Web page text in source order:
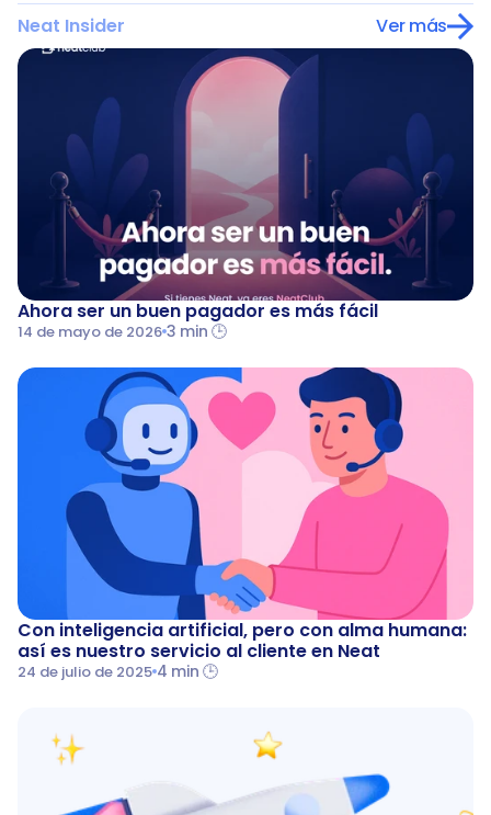
Neat Insider Ver más
Ahora ser un buen pagador es más fácil
14 de mayo de 2026 3 min 🕒
Con inteligencia artificial, pero con alma humana:
así es nuestro servicio al cliente en Neat
24 de julio de 2025 4 min 🕒